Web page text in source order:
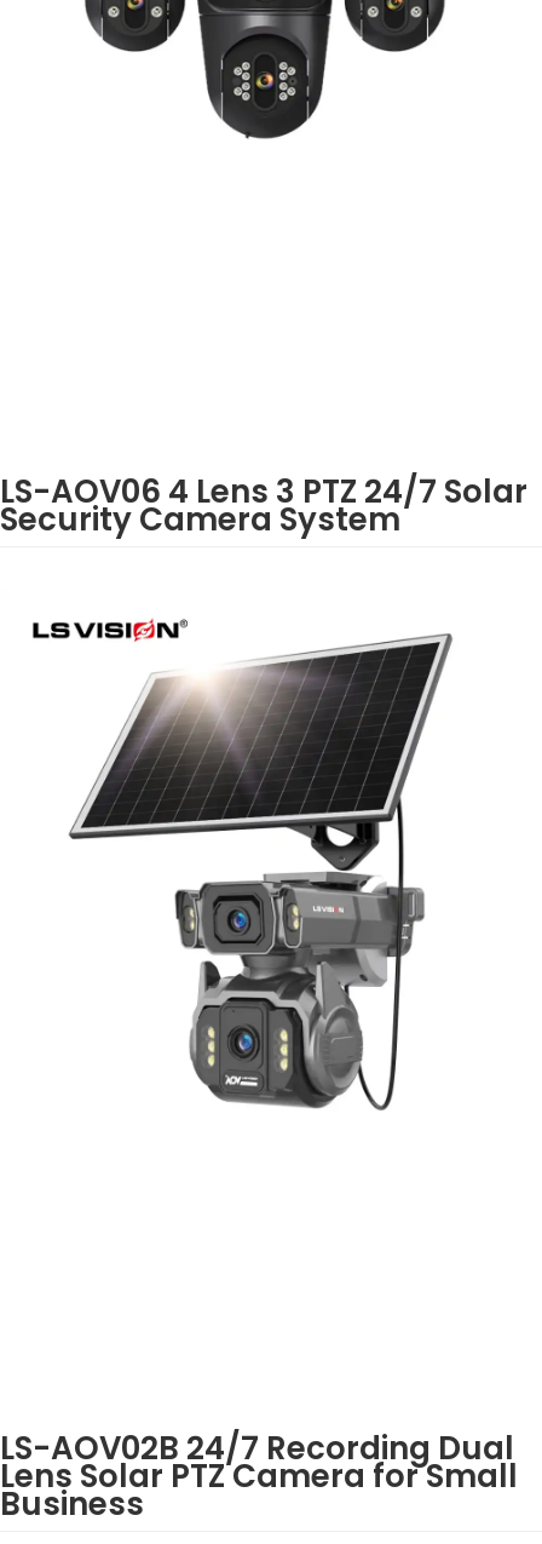
LS-AOV06 4 Lens 3 PTZ 24/7 Solar
Security Camera System
LS-AOV02B 24/7 Recording Dual
Lens Solar PTZ Camera for Small
Business